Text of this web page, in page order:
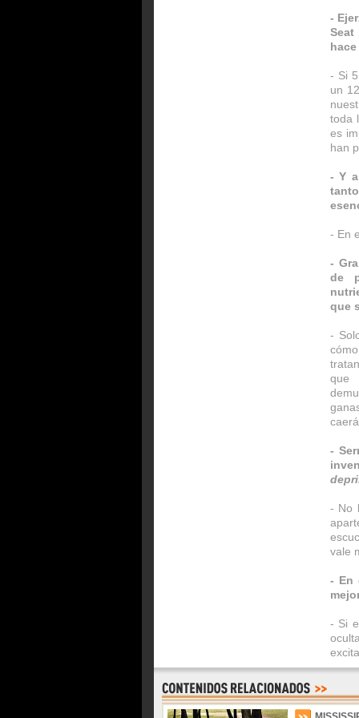
-
Seat
- Si
un
toda
es
han
- Y
- En
-
de
que
-
que
-
- No
vale
- En
- Si